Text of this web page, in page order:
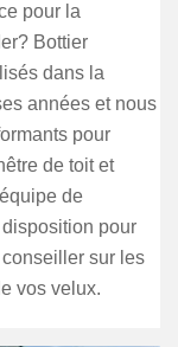
pour la
Bottier
dans la
années et nous
pour
de toit et
de
pour
sur les
vos velux.